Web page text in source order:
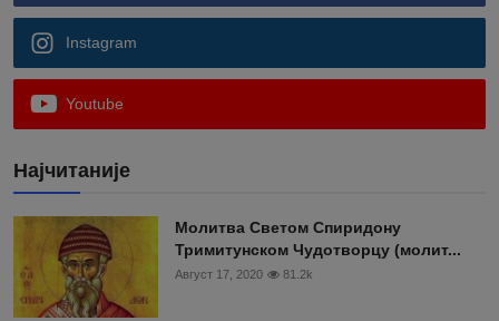
Instagram
Youtube
Најчитаније
Moлитва Светом Спиридону
Тримитунском Чудотворцу (молит...
Август 17, 2020 81.2k